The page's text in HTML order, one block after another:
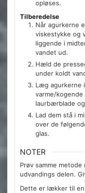
opløses.
Tilberedelse
Når agurkerne
viskestykke og
liggende i
vandet ud.
Hæld de
under koldt
Læg agurkerne
varme/
laurbærblade
Lad dem stå i
over de
glas.
NOTER
Prøv samme
udvandings delen.
Dette er lækker til